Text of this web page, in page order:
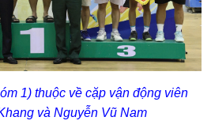
1) thuộc về cặp vận động viên
và Nguyễn Vũ Nam